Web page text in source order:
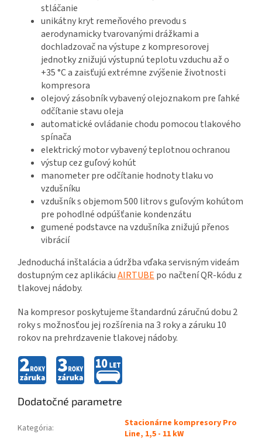
stláčanie
unikátny kryt remeňového prevodu s
aerodynamicky tvarovanými drážkami a
dochladzovač na výstupe z kompresorovej
jednotky znižujú výstupnú teplotu vzduchu až o
+35 °C a zaisťujú extrémne zvýšenie životnosti
kompresora
olejový zásobník vybavený olejoznakom pre ľahké
odčítanie stavu oleja
automatické ovládanie chodu pomocou tlakového
spínača
elektrický motor vybavený teplotnou ochranou
výstup cez guľový kohút
manometer pre odčítanie hodnoty tlaku vo
vzdušníku
vzdušník s objemom 500 litrov s guľovým kohútom
pre pohodlné odpúšťanie kondenzátu
gumené podstavce na vzdušníka znižujú přenos
vibrácií
Jednoduchá inštalácia a údržba vďaka servisným videám
dostupným cez aplikáciuAIRTUBE po načtení QR-kódu z
tlakovej nádoby.
Na kompresor poskytujeme štandardnú záručnú dobu 2
roky s možnosťou jej rozšírenia na 3 roky a záruku 10
rokov na prehrdzavenie tlakovej nádoby.
Dodatočné parametre
Kategória:
Stacionárne kompresory Pro
Line, 1,5 - 11 kW